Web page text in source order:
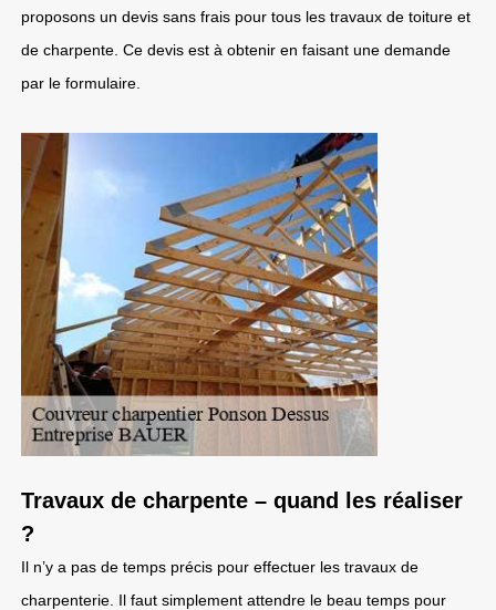
proposons un devis sans frais pour tous les travaux de toiture et
de charpente. Ce devis est à obtenir en faisant une demande
par le formulaire.
Travaux de charpente – quand les réaliser
?
Il n’y a pas de temps précis pour effectuer les travaux de
charpenterie. Il faut simplement attendre le beau temps pour